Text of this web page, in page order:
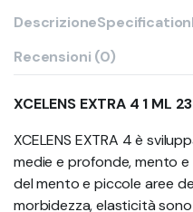
DescrizioneSpecification
Recensioni (0)
XCELENS EXTRA 4 1 ML
XCELENS EXTRA 4 è
medie e profonde, mento
del mento e piccole aree
morbidezza, elasticità